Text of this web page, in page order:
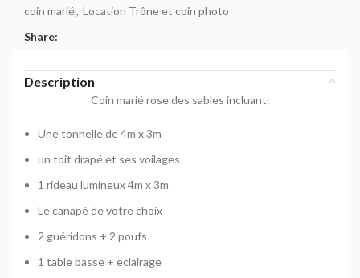
coin marié, Location Trône et coin photo
Share:
Description
Coin marié rose des sables incluant:
Une tonnelle de 4m x 3m
un toit drapé et ses voilages
1 rideau lumineux 4m x 3m
Le canapé de votre choix
2 guéridons + 2 poufs
1 table basse + eclairage